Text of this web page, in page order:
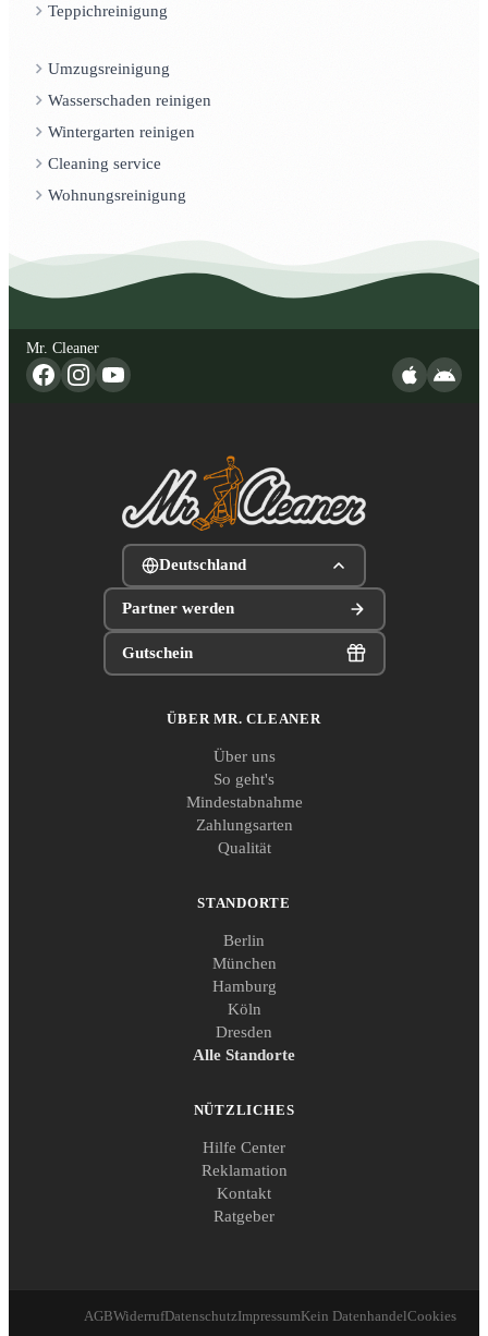
Teppichreinigung
Umzugsreinigung
Wasserschaden reinigen
Wintergarten reinigen
Cleaning service
Wohnungsreinigung
Mr. Cleaner
Deutschland
Partner werden
Gutschein
ÜBER MR. CLEANER
Über uns
So geht's
Mindestabnahme
Zahlungsarten
Qualität
STANDORTE
Berlin
München
Hamburg
Köln
Dresden
Alle Standorte
NÜTZLICHES
Hilfe Center
Reklamation
Kontakt
Ratgeber
AGBWiderrufDatenschutzImpressumKein DatenhandelCookies